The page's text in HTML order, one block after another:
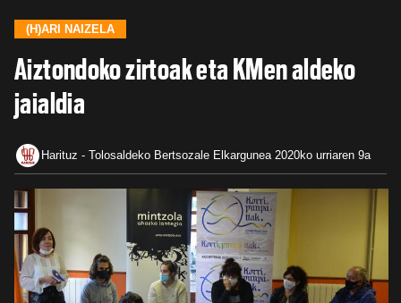
(H)ARI NAIZELA
Aiztondoko zirtoak eta KMen aldeko
jaialdia
Harituz - Tolosaldeko Bertsozale Elkargunea 2020ko urriaren 9a